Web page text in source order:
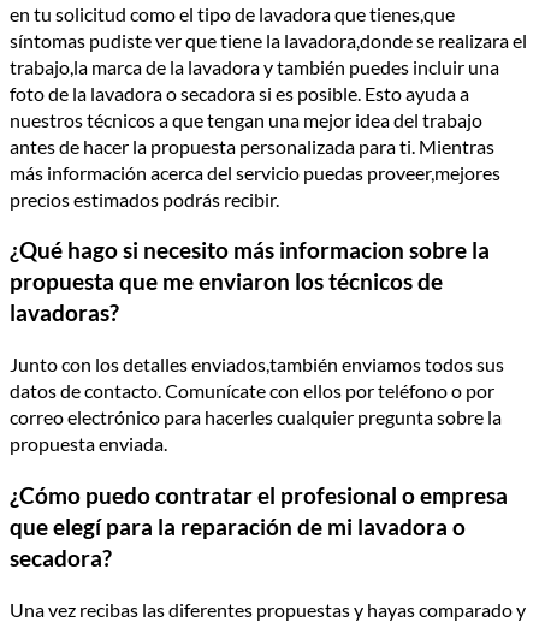
en tu solicitud como el tipo de lavadora que tienes,que
síntomas pudiste ver que tiene la lavadora,donde se realizara el
trabajo,la marca de la lavadora y también puedes incluir una
foto de la lavadora o secadora si es posible. Esto ayuda a
nuestros técnicos a que tengan una mejor idea del trabajo
antes de hacer la propuesta personalizada para ti. Mientras
más información acerca del servicio puedas proveer,mejores
precios estimados podrás recibir.
¿Qué hago si necesito más informacion sobre la
propuesta que me enviaron los técnicos de
lavadoras?
Junto con los detalles enviados,también enviamos todos sus
datos de contacto. Comunícate con ellos por teléfono o por
correo electrónico para hacerles cualquier pregunta sobre la
propuesta enviada.
¿Cómo puedo contratar el profesional o empresa
que elegí para la reparación de mi lavadora o
secadora?
Una vez recibas las diferentes propuestas y hayas comparado y